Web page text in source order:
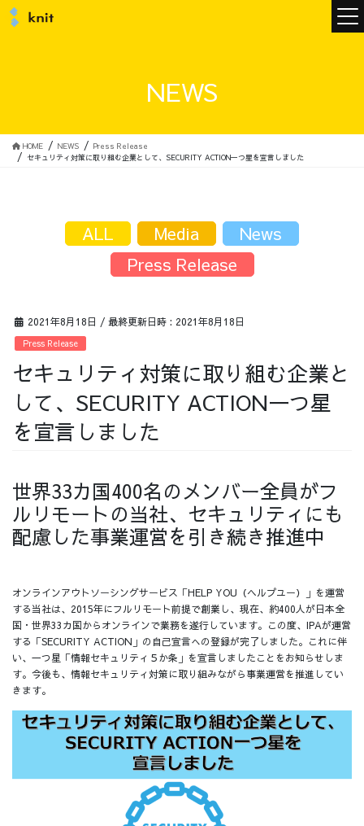
サービス
採用情報
採用情報トップ チームインタビュー01
お問い合わせ
NEWS
HOME NEWS
Press Release
セキュリティ対策に取り組む企業として、SECURITY ACTION一つ星を宣言しました
2021年8月18日 / 最終更新日時 : 2021年8月18日
Press Release
セキュリティ対策に取り組む企業と
して、SECURITY ACTION一つ星
を宣言しました
世界33カ国400名のメンバー全員がフ
ルリモートの当社、セキュリティにも
配慮した事業運営を引き続き推進中
オンラインアウトソーシングサービス「HELP YOU（ヘルプユー）」を運営
する当社は、2015年にフルリモート前提で創業し、現在、約400人が日本全
国・世界33カ国からオンラインで業務を遂行しています。この度、IPAが運営
する「SECURITY ACTION」の自己宣言への登録が完了しました。これに伴
い、一つ星「情報セキュリティ５か条」を宣言しましたことをお知らせしま
す。今後も、情報セキュリティ対策に取り組みながら事業運営を推進してい
きます。
ALL Media
News
Press Release